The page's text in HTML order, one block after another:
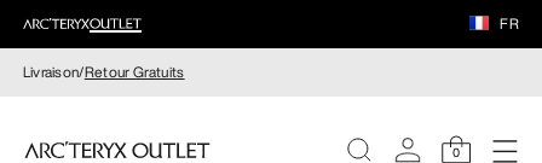
FR
Livraison/Retour Gratuits
0